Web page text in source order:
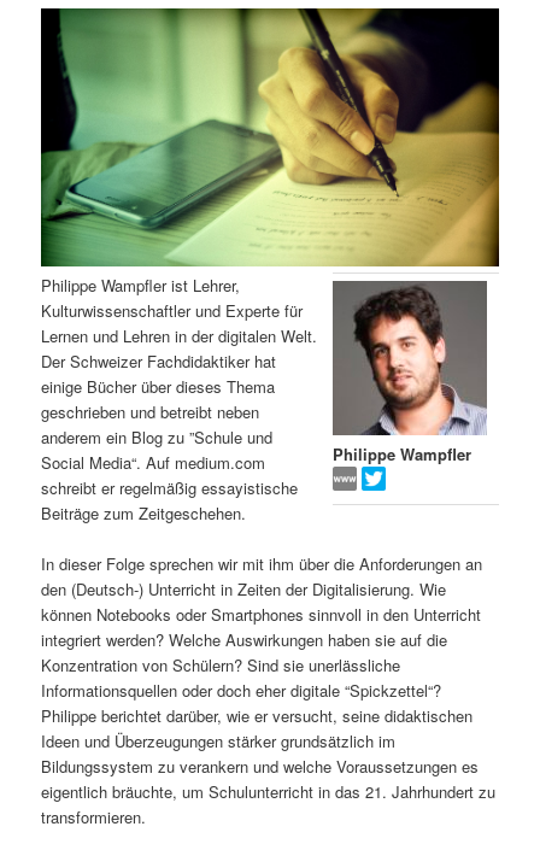
ä
e
n
n
h
a
l
t
s
p
r
i
n
g
n
ä
r
n
I
n
h
a
l
t
s
p
r
i
n
t
i
o
Philippe Wampfler
Philippe Wampfler ist Lehrer,
Kulturwissenschaftler und Experte für
Lernen und Lehren in der digitalen Welt.
Der Schweizer Fachdidaktiker hat
einige Bücher über dieses Thema
geschrieben und betreibt neben
anderem ein Blog zu ”Schule und
Social Media“. Auf medium.com
schreibt er regelmäßig essayistische
Beiträge zum Zeitgeschehen.
In dieser Folge sprechen wir mit ihm über die Anforderungen an
den (Deutsch-) Unterricht in Zeiten der Digitalisierung. Wie
können Notebooks oder Smartphones sinnvoll in den Unterricht
integriert werden? Welche Auswirkungen haben sie auf die
Konzentration von Schülern? Sind sie unerlässliche
Informationsquellen oder doch eher digitale “Spickzettel“?
Philippe berichtet darüber, wie er versucht, seine didaktischen
Ideen und Überzeugungen stärker grundsätzlich im
Bildungssystem zu verankern und welche Voraussetzungen es
eigentlich bräuchte, um Schulunterricht in das 21. Jahrhundert zu
transformieren.